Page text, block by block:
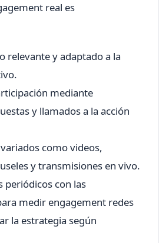
real es
relevante y adaptado a la
mediante
y llamados a la acción
como videos,
y transmisiones en vivo.
periódicos con las
medir engagement redes
la estrategia según